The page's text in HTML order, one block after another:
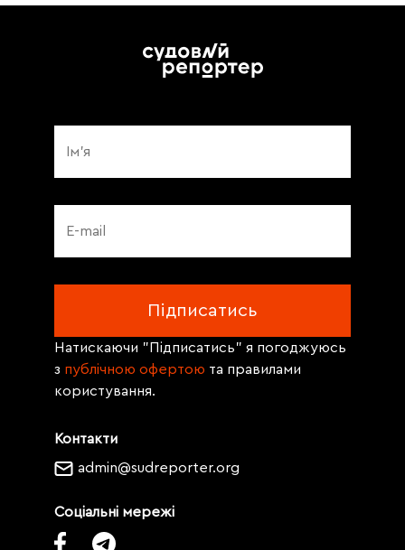
Контакти
admin@sudreporter.org
Соціальні мережі
Натискаючи "Підписатись" я погоджуюсь
з публічною офертою та правилами
користування.